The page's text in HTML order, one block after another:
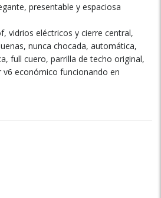
presentable y espaciosa
vidrios eléctricos y cierre central,
nunca chocada, automática,
full cuero, parrilla de techo original,
económico funcionando en